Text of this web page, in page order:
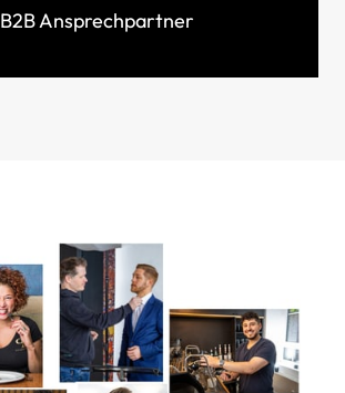
B2B Ansprechpartner